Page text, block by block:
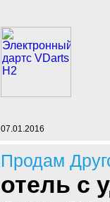
07.01.2016
Продам
отель с